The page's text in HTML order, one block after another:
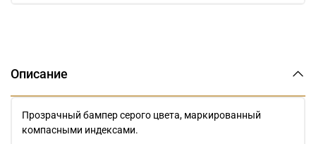
Описание
Прозрачный бампер серого цвета, маркированный
компасными индексами.